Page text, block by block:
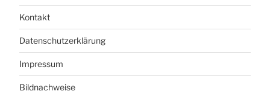
Kontakt
Datenschutzerklärung
Impressum
Bildnachweise